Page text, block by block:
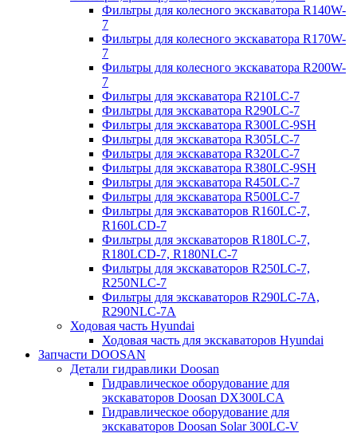
Фильтры для колесного экскаватора R140W-
7
Фильтры для колесного экскаватора R170W-
7
Фильтры для колесного экскаватора R200W-
7
Фильтры для экскаватора R210LC-7
Фильтры для экскаватора R290LC-7
Фильтры для экскаватора R300LC-9SH
Фильтры для экскаватора R305LC-7
Фильтры для экскаватора R320LC-7
Фильтры для экскаватора R380LC-9SH
Фильтры для экскаватора R450LC-7
Фильтры для экскаватора R500LC-7
Фильтры для экскаваторов R160LC-7,
R160LCD-7
Фильтры для экскаваторов R180LC-7,
R180LCD-7, R180NLC-7
Фильтры для экскаваторов R250LC-7,
R250NLC-7
Фильтры для экскаваторов R290LC-7A,
R290NLC-7A
Ходовая часть Hyundai
Ходовая часть для экскаваторов Hyundai
Запчасти DOOSAN
Детали гидравлики Doosan
Гидравлическое оборудование для
экскаваторов Doosan DX300LCA
Гидравлическое оборудование для
экскаваторов Doosan Solar 300LC-V